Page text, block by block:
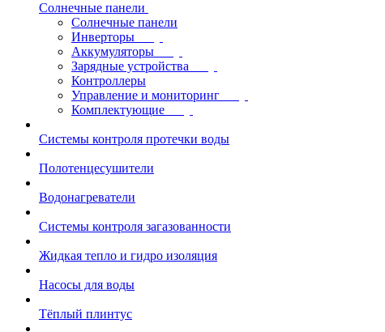
Солнечные панели
Солнечные панели
Инверторы
Аккумуляторы
Зарядные устройства
Контроллеры
Управление и мониторинг
Комплектующие
Системы контроля протечки воды
Полотенцесушители
Водонагреватели
Системы контроля загазованности
Жидкая тепло и гидро изоляция
Насосы для воды
Тёплый плинтус